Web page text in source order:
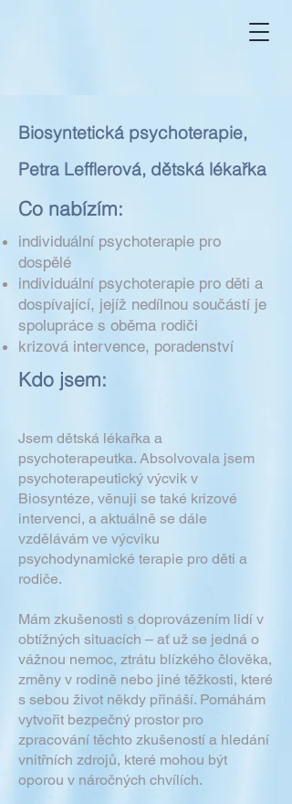
Biosyntetická psychoterapie,
Petra Lefflerová, dětská lékařka
Co nabízím:
individuální psychoterapie pro
dospělé
individuální psychoterapie pro děti a
dospívající, jejíž nedílnou součástí je
spolupráce s oběma rodiči
krizová intervence, poradenství​
Kdo jsem:
Jsem dětská lékařka a
psychoterapeutka. Absolvovala jsem
psychoterapeutický výcvik v
Biosyntéze, věnuji se také krizové
intervenci, a aktuálně se dále
vzdělávám ve výcviku
psychodynamické terapie pro děti a
rodiče.
Mám zkušenosti s doprovázením lidí v
obtížných situacích – ať už se jedná o
vážnou nemoc, ztrátu blízkého člověka,
změny v rodině nebo jiné těžkosti, které
s sebou život někdy přináší. Pomáhám
vytvořit bezpečný prostor pro
zpracování těchto zkušeností a hledání
vnitřních zdrojů, které mohou být
oporou v náročných chvílích.